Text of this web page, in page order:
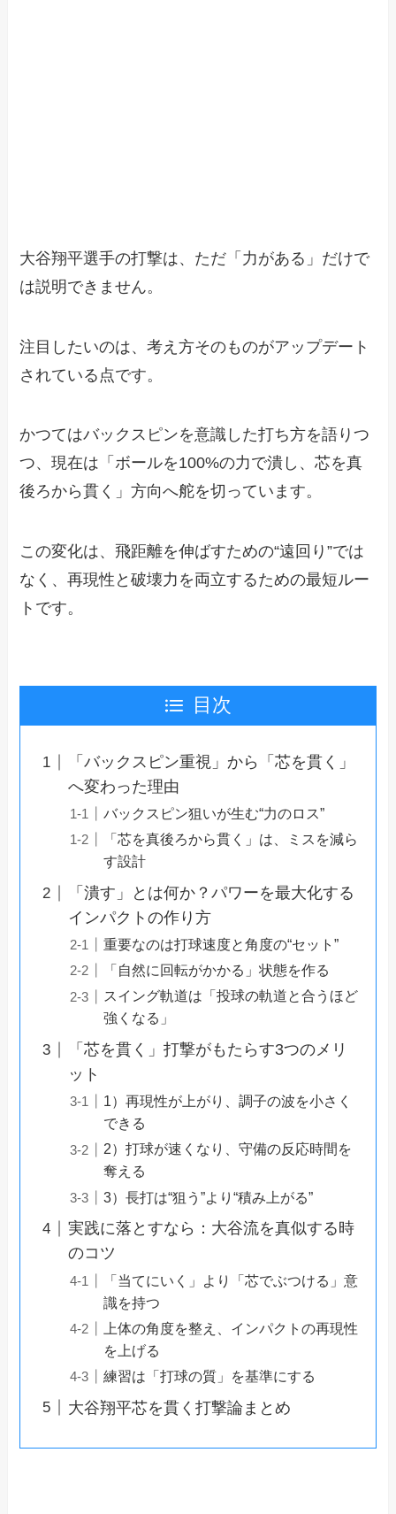
大谷翔平選手の打撃は、ただ「力がある」だけで
は説明できません。
注目したいのは、考え方そのものがアップデート
されている点です。
かつてはバックスピンを意識した打ち方を語りつ
つ、現在は「ボールを100%の力で潰し、芯を真
後ろから貫く」方向へ舵を切っています。
この変化は、飛距離を伸ばすための“遠回り”では
なく、再現性と破壊力を両立するための最短ルー
トです。
目次
「バックスピン重視」から「芯を貫く」
へ変わった理由
バックスピン狙いが生む“力のロス”
「芯を真後ろから貫く」は、ミスを減ら
す設計
「潰す」とは何か？パワーを最大化する
インパクトの作り方
重要なのは打球速度と角度の“セット”
「自然に回転がかかる」状態を作る
スイング軌道は「投球の軌道と合うほど
強くなる」
「芯を貫く」打撃がもたらす3つのメリ
ット
1）再現性が上がり、調子の波を小さく
できる
2）打球が速くなり、守備の反応時間を
奪える
3）長打は“狙う”より“積み上がる”
実践に落とすなら：大谷流を真似する時
のコツ
「当てにいく」より「芯でぶつける」意
識を持つ
上体の角度を整え、インパクトの再現性
を上げる
練習は「打球の質」を基準にする
大谷翔平芯を貫く打撃論まとめ